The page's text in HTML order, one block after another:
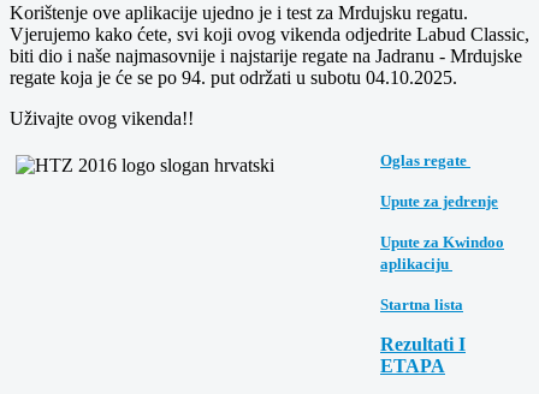
Korištenje ove aplikacije ujedno je i test za Mrdujsku regatu.
Vjerujemo kako ćete, svi koji ovog vikenda odjedrite Labud Classic,
biti dio i naše najmasovnije i najstarije regate na Jadranu - Mrdujske
regate koja je će se po 94. put održati u subotu 04.10.2025.
Uživajte ovog vikenda!!
Oglas regate
Upute za jedrenje
Upute za Kwindoo
aplikaciju
Startna lista
Rezultati I
ETAPA